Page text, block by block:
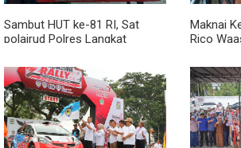
Sambut HUT ke-81 RI, Sat
polairud Polres Langkat
kepada Nelayan
Maknai
Rico
Lewat
Primer